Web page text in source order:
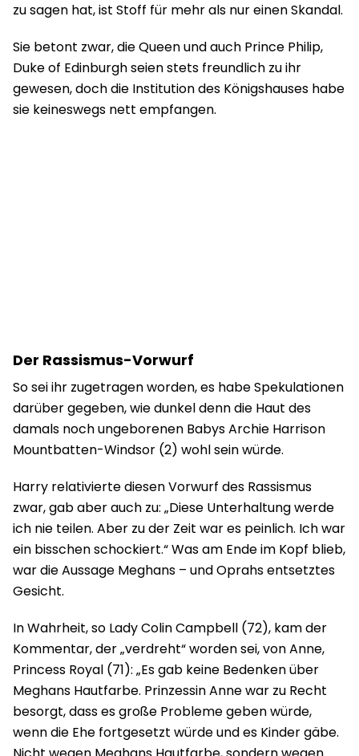
zu sagen hat, ist Stoff für mehr als nur einen Skandal.
Sie betont zwar, die Queen und auch Prince Philip,
Duke of Edinburgh seien stets freundlich zu ihr
gewesen, doch die Institution des Königshauses habe
sie keineswegs nett empfangen.
Der Rassismus-Vorwurf
So sei ihr zugetragen worden, es habe Spekulationen
darüber gegeben, wie dunkel denn die Haut des
damals noch ungeborenen Babys Archie Harrison
Mountbatten-Windsor (2) wohl sein würde.
Harry relativierte diesen Vorwurf des Rassismus
zwar, gab aber auch zu: „Diese Unterhaltung werde
ich nie teilen. Aber zu der Zeit war es peinlich. Ich war
ein bisschen schockiert.“ Was am Ende im Kopf blieb,
war die Aussage Meghans – und Oprahs entsetztes
Gesicht.
In Wahrheit, so Lady Colin Campbell (72), kam der
Kommentar, der „verdreht“ worden sei, von Anne,
Princess Royal (71): „Es gab keine Bedenken über
Meghans Hautfarbe. Prinzessin Anne war zu Recht
besorgt, dass es große Probleme geben würde,
wenn die Ehe fortgesetzt würde und es Kinder gäbe.